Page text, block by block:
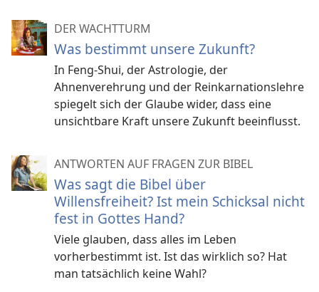
DER WACHTTURM
Was bestimmt unsere Zukunft?
In Feng-Shui, der Astrologie, der
Ahnenverehrung und der Reinkarnationslehre
spiegelt sich der Glaube wider, dass eine
unsichtbare Kraft unsere Zukunft beeinflusst.
ANTWORTEN AUF FRAGEN ZUR BIBEL
Was sagt die Bibel über
Willensfreiheit? Ist mein Schicksal nicht
fest in Gottes Hand?
Viele glauben, dass alles im Leben
vorherbestimmt ist. Ist das wirklich so? Hat
man tatsächlich keine Wahl?